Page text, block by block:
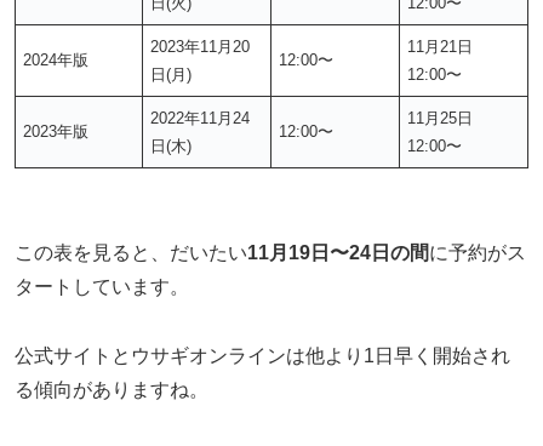
2024年版
2023年11月20
日(月)
12:00〜
11月21日
12:00〜
2023年版
2022年11月24
日(木)
12:00〜
11月25日
12:00〜
この表を見ると、だいたい11月19日〜24日の間に予約がス
タートしています。
公式サイトとウサギオンラインは他より1日早く開始され
る傾向がありますね。